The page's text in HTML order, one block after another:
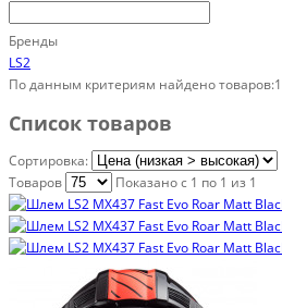
Бренды
LS2
По данным критериям найдено товаров:1
Список товаров
Сортировка:
Товаров
Показано с 1 по 1 из 1